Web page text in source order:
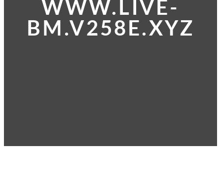
WWW.LIVE-
BM.V258E.XYZ